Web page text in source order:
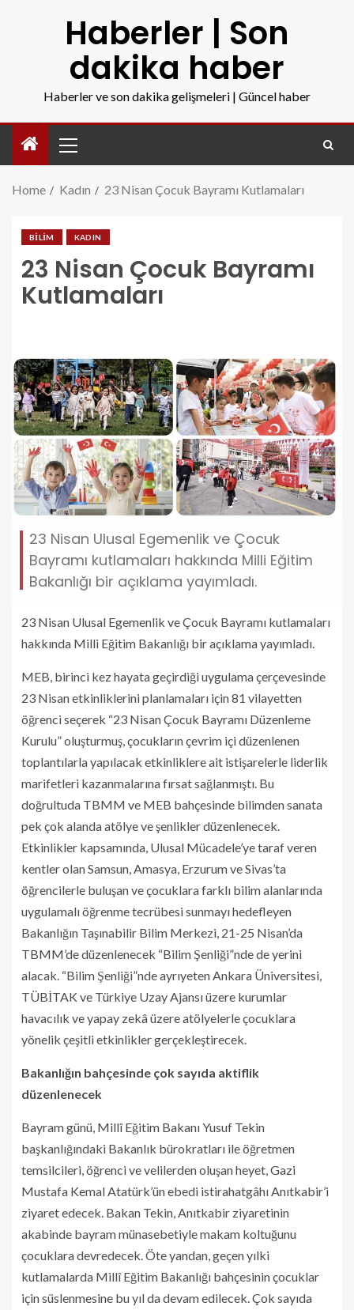
Haberler | Son
dakika haber
Haberler ve son dakika gelişmeleri | Güncel haber
Home Kadın 23 Nisan Çocuk Bayramı Kutlamaları
BILIM KADIN
23 Nisan Çocuk Bayramı
Kutlamaları
23 Nisan Ulusal Egemenlik ve Çocuk
Bayramı kutlamaları hakkında Milli Eğitim
Bakanlığı bir açıklama yayımladı.
23 Nisan Ulusal Egemenlik ve Çocuk Bayramı kutlamaları
hakkında Milli Eğitim Bakanlığı bir açıklama yayımladı.
MEB, birinci kez hayata geçirdiği uygulama çerçevesinde
23 Nisan etkinliklerini planlamaları için 81 vilayetten
öğrenci seçerek “23 Nisan Çocuk Bayramı Düzenleme
Kurulu” oluşturmuş, çocukların çevrim içi düzenlenen
toplantılarla yapılacak etkinliklere ait istişarelerle liderlik
marifetleri kazanmalarına fırsat sağlanmıştı. Bu
doğrultuda TBMM ve MEB bahçesinde bilimden sanata
pek çok alanda atölye ve şenlikler düzenlenecek.
Etkinlikler kapsamında, Ulusal Mücadele’ye taraf veren
kentler olan Samsun, Amasya, Erzurum ve Sivas’ta
öğrencilerle buluşan ve çocuklara farklı bilim alanlarında
uygulamalı öğrenme tecrübesi sunmayı hedefleyen
Bakanlığın Taşınabilir Bilim Merkezi, 21-25 Nisan’da
TBMM’de düzenlenecek “Bilim Şenliği”nde de yerini
alacak. “Bilim Şenliği”nde ayrıyeten Ankara Üniversitesi,
TÜBİTAK ve Türkiye Uzay Ajansı üzere kurumlar
havacılık ve yapay zekâ üzere atölyelerle çocuklara
yönelik çeşitli etkinlikler gerçekleştirecek.
Bakanlığın bahçesinde çok sayıda aktiflik
düzenlenecek
Bayram günü, Millî Eğitim Bakanı Yusuf Tekin
başkanlığındaki Bakanlık bürokratları ile öğretmen
temsilcileri, öğrenci ve velilerden oluşan heyet, Gazi
Mustafa Kemal Atatürk’ün ebedi istirahatgâhı Anıtkabir’i
ziyaret edecek. Bakan Tekin, Anıtkabir ziyaretinin
akabinde bayram münasebetiyle makam koltuğunu
çocuklara devredecek. Öte yandan, geçen yılki
kutlamalarda Millî Eğitim Bakanlığı bahçesinin çocuklar
için süslenmesine bu yıl da devam edilecek. Çok sayıda